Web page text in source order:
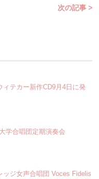
次の記事 >
ィテカー新作CD9月4日に発
学合唱団定期演奏会
ッジ女声合唱団 Voces Fidelis